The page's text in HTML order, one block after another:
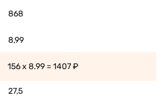
868
8,99
156 x 8.99 = 1407 ₽
27,5